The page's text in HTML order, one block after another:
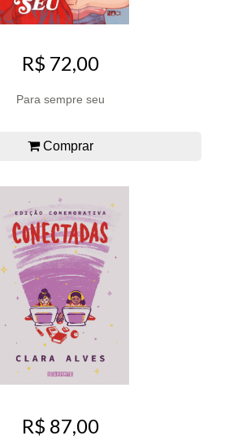
R$ 72,00
Para sempre seu
Comprar
R$ 87,00